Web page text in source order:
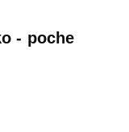
- poche